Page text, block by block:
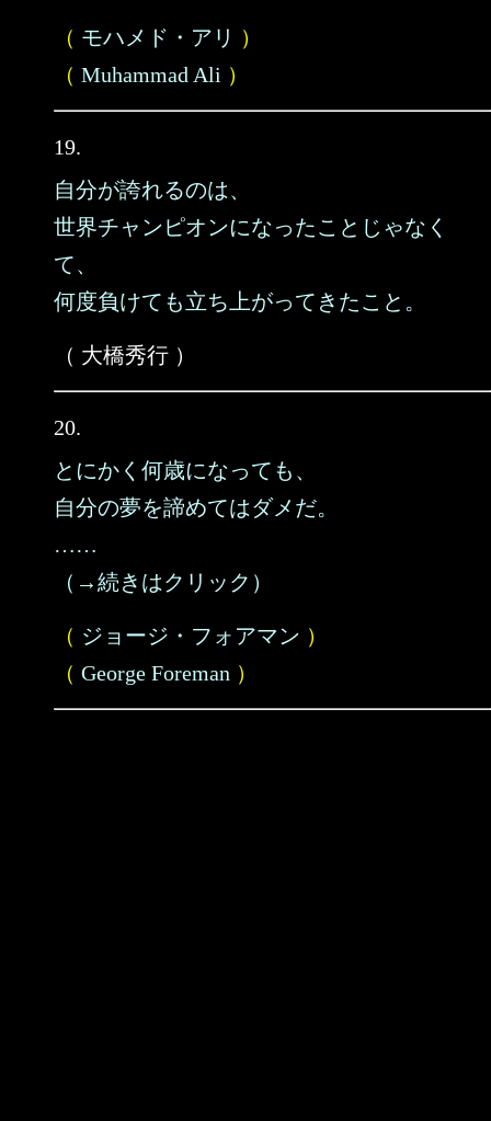
（ モハメド・アリ ）
（ Muhammad Ali ）
19.
自分が誇れるのは、
世界チャンピオンになったことじゃなく
て、
何度負けても立ち上がってきたこと。
（ 大橋秀行 ）
20.
とにかく何歳になっても、
自分の夢を諦めてはダメだ。
……
（→続きはクリック）
（ ジョージ・フォアマン ）
（ George Foreman ）